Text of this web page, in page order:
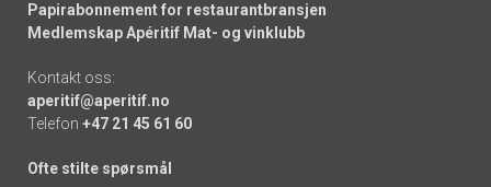
Papirabonnement for restaurantbransjen
Medlemskap Apéritif Mat- og vinklubb
Kontakt oss:
aperitif@aperitif.no
Telefon +47 21 45 61 60
Ofte stilte spørsmål